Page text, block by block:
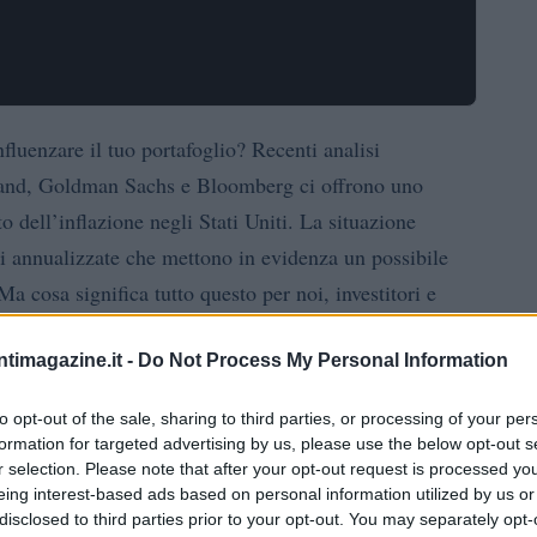
- Do Not Process My Personal Information
opt-out of the sale, sharing to third parties, or processing of your
for targeted advertising by us, please use the below opt-out
selection. Please note that after your opt-out request is processed
interest-based ads based on personal information utilized by us
to third parties prior to your opt-out. You may separately
il tuo portafoglio? Recenti analisi
Goldman Sachs e Bloomberg ci offrono uno
dell’inflazione negli Stati Uniti. La situazione
che mettono in evidenza un possibile
cosa significa tutto questo per noi, investitori e
quando, dove e perché
su un grafico; sono indicatori fondamentali per
i dati aggiornati dell’8 agosto dalla Cleveland Fed,